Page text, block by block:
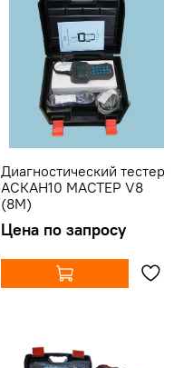
Диагностический тестер
АСКАН10 МАСТЕР V8
(8М)
Цена по запросу